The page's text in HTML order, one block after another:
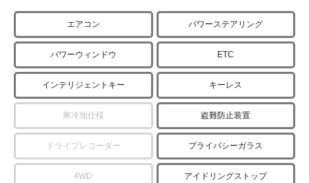
エアコン パワーステアリング
パワーウィンドウ ETC
インテリジェントキー キーレス
寒冷地仕様 盗難防止装置
ドライブレコーダー プライバシーガラス
4WD アイドリングストップ